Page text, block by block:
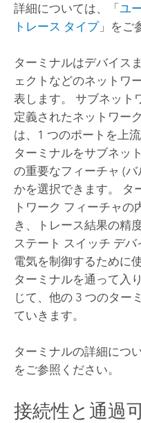
詳細については、「ユ
トレース タイプ」をご
ターミナルはデバイス
ェクトなどのネットワ
表します。 サブネット
定義されたネットワー
は、1 つのポートを上
ターミナルをサブネッ
の重要なフィーチャ (
かを選択できます。 タ
トワーク フィーチャ
き、トレース結果の精
ステート スイッチ デ
電気を制御するために
ターミナルを通って入
じて、他の 3 つのター
ていきます。
ターミナルの詳細につ
をご参照ください。
接続性と通過